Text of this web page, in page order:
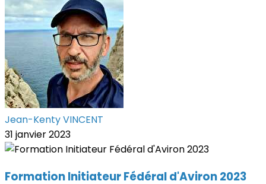
Jean-Kenty VINCENT
31 janvier 2023
Formation Initiateur Fédéral d'Aviron 2023